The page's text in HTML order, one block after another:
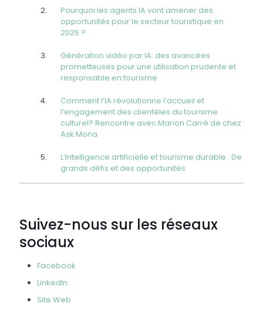
Pourquoi les agents IA vont amener des
opportunités pour le secteur touristique en
2025 ?
Génération vidéo par IA: des avancées
prometteuses pour une utilisation prudente et
responsable en tourisme
Comment l’IA révolutionne l’accueil et
l’engagement des clientèles du tourisme
culturel? Rencontre avec Marion Carré de chez
Ask Mona
L’Intelligence artificielle et tourisme durable : De
grands défis et des opportunités
Suivez-nous sur les réseaux
sociaux
Facebook
LinkedIn
Site Web